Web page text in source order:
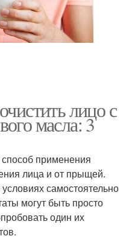
лицо с
масла: 3
применения
лица и от прыщей.
самостоятельно
могут быть просто
один их